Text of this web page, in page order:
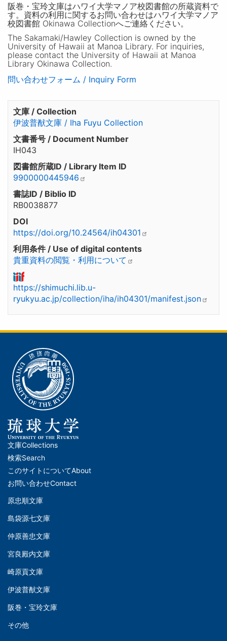
阪巻・宝玲文庫はハワイ大学マノア校図書館の所蔵資料で
す。資料の利用に関するお問い合わせはハワイ大学マノア
校図書館 Okinawa Collectionへご連絡ください。
The Sakamaki/Hawley Collection is owned by the
University of Hawaii at Manoa Library. For inquiries,
please contact the University of Hawaii at Manoa
Library Okinawa Collection.
問い合わせフォーム / Inquiry Form
文庫 / Collection
伊波普猷文庫 / Iha Fuyu Collection
文書番号 / Document Number
IH043
図書館所蔵ID / Library Item ID
9900000445946
書誌ID / Biblio ID
RB0038877
DOI
https://doi.org/10.24564/ih04301
利用条件 / Use of digital contents
貴重資料の閲覧・利用について
https://shimuchi.lib.u-
ryukyu.ac.jp/collection/iha/ih04301/manifest.json
メ
イ
ン
ナ
ビ
ー
シ
ョ
ン
ッ
タ
文庫Collections
検索Search
このサイトについてAbout
お問い合わせContact
文
(Left)
原忠順文庫
島袋源七文庫
仲原善忠文庫
文
(Middle)
宮良殿内文庫
崎原貢文庫
伊波普猷文庫
文
庫
阪巻・宝玲文庫
その他